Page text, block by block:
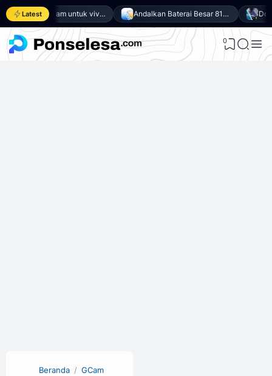
Latest Download GCam untuk vivo Y500 (GCam APK 9.6 & LMC 8.4) Andalkan Baterai Besar 8100mAh dan SoC Unisoc T7300, Ini dia 10 Keunggulan vivo Y500 4G
0
Beranda GCam